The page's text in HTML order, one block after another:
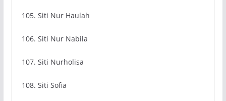
105. Siti Nur Haulah
106. Siti Nur Nabila
107. Siti Nurholisa
108. Siti Sofia